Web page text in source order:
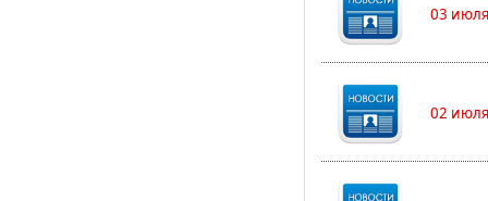
03
02